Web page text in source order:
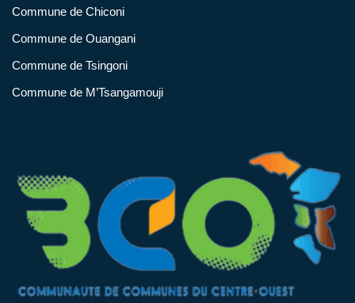
Commune de Chiconi
Commune de Ouangani
Commune de Tsingoni
Commune de M’Tsangamouji